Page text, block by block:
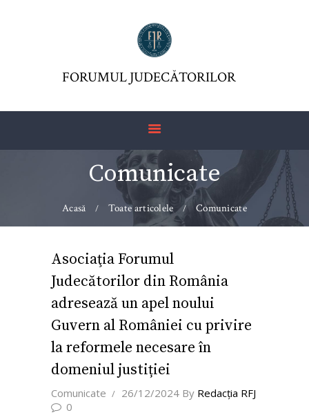
FORUMUL JUDECĂTORILOR
Comunicate
Acasă Toate articolele Comunicate
FORUMUL JUDECĂTORILOR
ASOCIAŢIA FJR
JURISPRUDENȚĂ
FORMULAR 230 –
REDIRECŢIONARE
IMPOZIT VENIT
Asociaţia Forumul
Judecătorilor din România
adresează un apel noului
Guvern al României cu privire
la reformele necesare în
domeniul justiției
Comunicate 26/12/2024 By Redacţia RFJ
0